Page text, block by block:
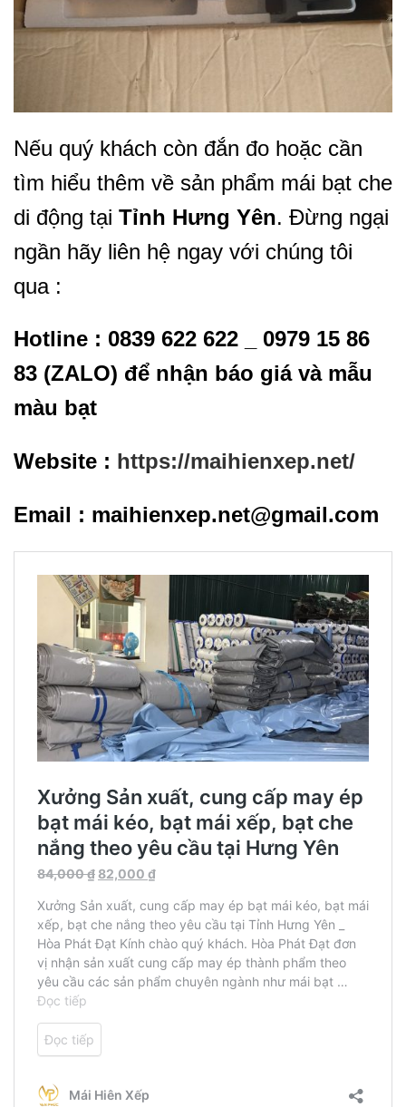
Nếu quý khách còn đắn đo hoặc cần
tìm hiểu thêm về sản phẩm mái bạt che
di động tại Tỉnh Hưng Yên. Đừng ngại
ngần hãy liên hệ ngay với chúng tôi
qua :
Hotline : 0839 622 622 _ 0979 15 86
83 (ZALO) để nhận báo giá và mẫu
màu bạt
Website : https://maihienxep.net/
Email : maihienxep.net@gmail.com